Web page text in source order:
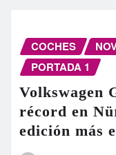
COCHES
PORTADA 1
Volkswagen
récord en
edición más